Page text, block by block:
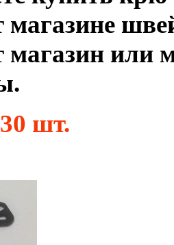
магазине
магазин или
шт.